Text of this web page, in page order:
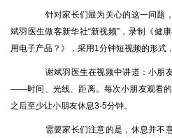
针对家长们最为关心的这一问题
斌羽医生做客新华社“新视频”，录制《健
用电子产品？》，采用1分钟短视频的形式
谢斌羽医生在视频中讲道：小朋
——时间、光线、距离。每次小朋友观看
之后至少让小朋友休息3-5分钟。
需要家长们注意的是，休息并不